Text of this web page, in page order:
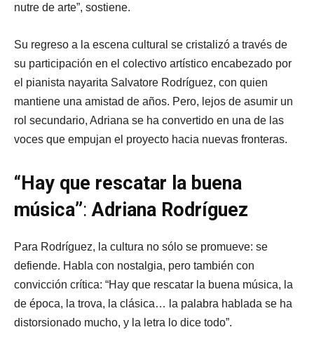
nutre de arte”, sostiene.
Su regreso a la escena cultural se cristalizó a través de
su participación en el colectivo artístico encabezado por
el pianista nayarita Salvatore Rodríguez, con quien
mantiene una amistad de años. Pero, lejos de asumir un
rol secundario, Adriana se ha convertido en una de las
voces que empujan el proyecto hacia nuevas fronteras.
“Hay que rescatar la buena
música”: Adriana Rodríguez
Para Rodríguez, la cultura no sólo se promueve: se
defiende. Habla con nostalgia, pero también con
convicción crítica: “Hay que rescatar la buena música, la
de época, la trova, la clásica… la palabra hablada se ha
distorsionado mucho, y la letra lo dice todo”.